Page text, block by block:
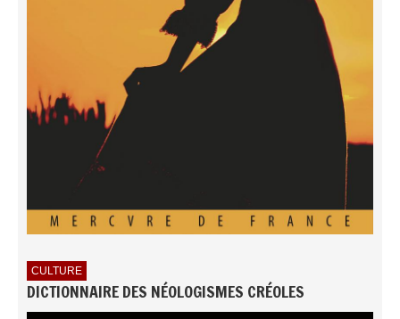
CULTURE
DICTIONNAIRE DES NÉOLOGISMES CRÉOLES